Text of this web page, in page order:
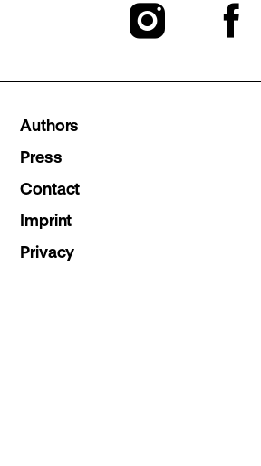
To
To
Authors
Press
Contact
Imprint
Privacy